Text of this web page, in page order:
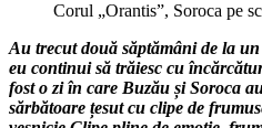
Corul „Orantis”, Soroca pe
Au trecut două săptămâni de la
eu continui să trăiesc cu
fost o zi în care Buzău și Soroca
sărbătoare țesut cu clipe de